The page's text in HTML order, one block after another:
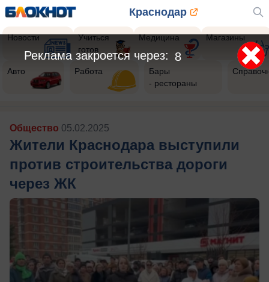
Краснодар
Новости
Учиться
готов
Медицина Магазины
Авто Работа
Бары
- рестораны
Общество 05.02.2025
Жители Краснодара выступили
против строительства дороги
через ЖК
6
Реклама закроется через: